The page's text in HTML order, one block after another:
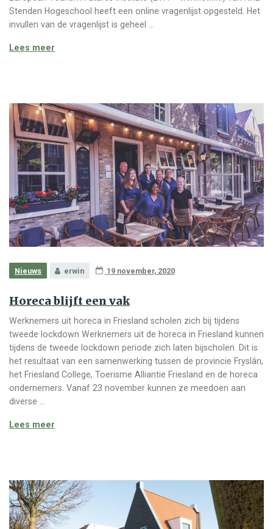
Stenden Hogeschool heeft een online vragenlijst opgesteld. Het
invullen van de vragenlijst is geheel …
Lees meer
Nieuws erwin 19 november, 2020
Horeca blijft een vak
Werknemers uit horeca in Friesland scholen zich bij tijdens
tweede lockdown Werknemers uit de horeca in Friesland kunnen
tijdens de tweede lockdown periode zich laten bijscholen. Dit is
het resultaat van een samenwerking tussen de provincie Fryslân,
het Friesland College, Toerisme Alliantie Friesland en de horeca
ondernemers. Vanaf 23 november kunnen ze meedoen aan
diverse …
Lees meer